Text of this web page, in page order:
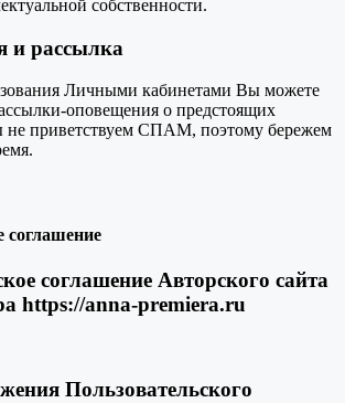
собственности.
и рассылка
Личными кабинетами Вы можете
оповещения о предстоящих
приветствуем СПАМ, поэтому бережем
соглашение
соглашение Авторского сайта
https://anna-premiera.ru
Пользовательского